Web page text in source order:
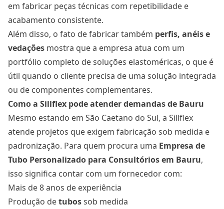
em fabricar peças técnicas com repetibilidade e
acabamento consistente.
Além disso, o fato de fabricar também perfis, anéis e
vedações mostra que a empresa atua com um
portfólio completo de soluções elastoméricas, o que é
útil quando o cliente precisa de uma solução integrada
ou de componentes complementares.
Como a Sillflex pode atender demandas de Bauru
Mesmo estando em São Caetano do Sul, a Sillflex
atende projetos que exigem fabricação sob medida e
padronização. Para quem procura uma Empresa de
Tubo Personalizado para Consultóriosem Bauru,
isso significa contar com um fornecedor com:
Mais de 8 anos de experiência
Produção detubossob medida